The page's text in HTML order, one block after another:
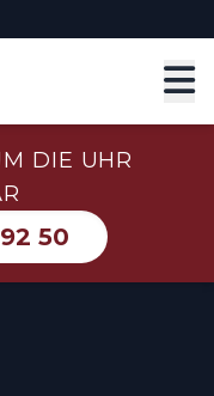
DIE UHR
50